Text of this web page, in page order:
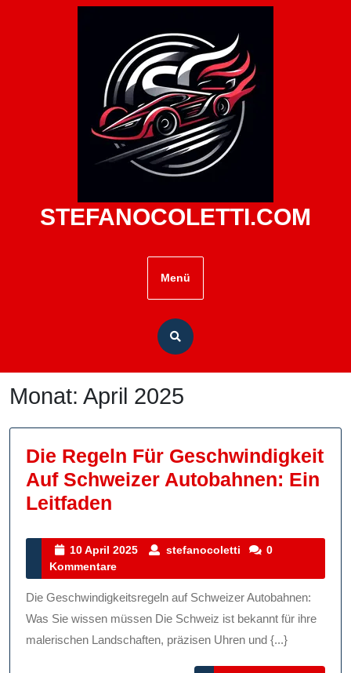
STEFANOCOLETTI.COM
Menü
Monat: April 2025
Die Regeln Für Geschwindigkeit
Auf Schweizer Autobahnen: Ein
Leitfaden
Für
Geschwindigkeit
Auf
Schweizer
Autobahnen:
10 April 2025
10
2025
stefanocoletti stefanocoletti
0
Kommentare
Die Geschwindigkeitsregeln auf Schweizer Autobahnen:
Was Sie wissen müssen Die Schweiz ist bekannt für ihre
malerischen Landschaften, präzisen Uhren und {...}